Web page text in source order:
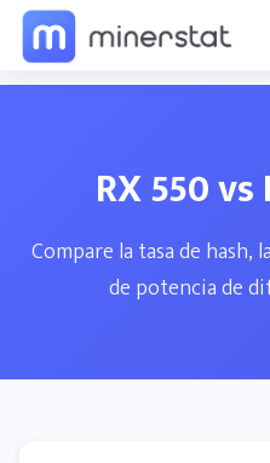
RX 550 vs
Compare la tasa de
de potencia de